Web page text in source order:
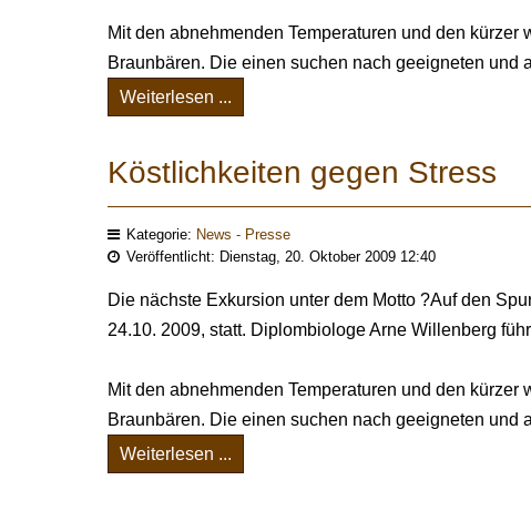
Mit den abnehmenden Temperaturen und den
Braunbären. Die einen suchen nach geeigneten und
Weiterlesen ...
Köstlichkeiten gegen Stress
Kategorie: News - Presse
Veröffentlicht: Dienstag, 20. Oktober 2009 12:40
Die nächste Exkursion unter dem Motto ?Auf den
24.10. 2009, statt. Diplombiologe Arne Willenberg
Mit den abnehmenden Temperaturen und den
Braunbären. Die einen suchen nach geeigneten und
Weiterlesen ...